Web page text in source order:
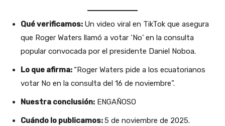
Qué verificamos: Un video viral en TikTok que asegura
que Roger Waters llamó a votar ‘No’ en la consulta
popular convocada por el presidente Daniel Noboa.
Lo que afirma:“Roger Waters pide a los ecuatorianos
votar No en la consulta del 16 de noviembre”.
Nuestra conclusión: ENGAÑOSO
Cuándo lo publicamos:5 de noviembre de 2025.